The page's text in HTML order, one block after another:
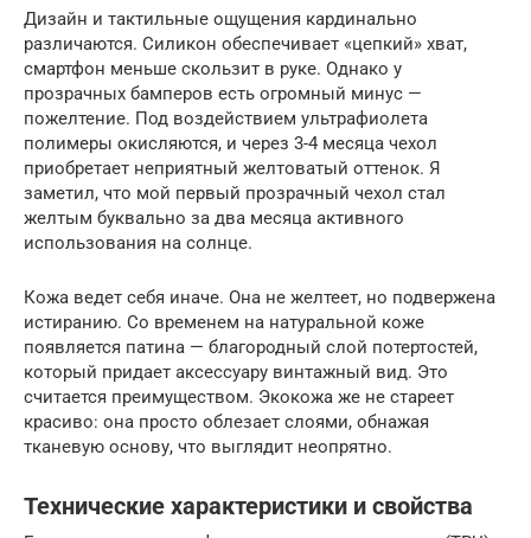
Дизайн и тактильные ощущения кардинально
различаются. Силикон обеспечивает «цепкий» хват,
смартфон меньше скользит в руке. Однако у
прозрачных бамперов есть огромный минус —
пожелтение. Под воздействием ультрафиолета
полимеры окисляются, и через 3-4 месяца чехол
приобретает неприятный желтоватый оттенок. Я
заметил, что мой первый прозрачный чехол стал
желтым буквально за два месяца активного
использования на солнце.
Кожа ведет себя иначе. Она не желтеет, но подвержена
истиранию. Со временем на натуральной коже
появляется патина — благородный слой потертостей,
который придает аксессуару винтажный вид. Это
считается преимуществом. Экокожа же не стареет
красиво: она просто облезает слоями, обнажая
тканевую основу, что выглядит неопрятно.
Технические характеристики и свойства